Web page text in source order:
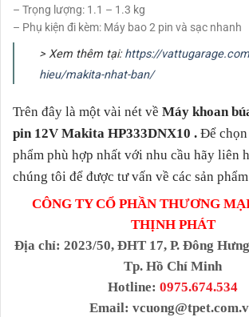
– Trọng lượng: 1.1 – 1.3 kg
– Phụ kiện đi kèm: Máy bao 2 pin và sạc nhanh
> Xem thêm tại:https://
hieu/makita-nhat-ban/
Trên đây là một vài nét về Máy khoan
pin 12V Makita HP333DNX10 . Để chọn
phẩm phù hợp nhất với nhu cầu hãy liên
chúng tôi để được tư vấn về các sản
CÔNG TY CỔ PHẦN THƯƠNG
THỊNH PHÁT
Địa chỉ: 2023/50, ĐHT 17, P. Đông
Tp. Hồ Chí Minh
Hotline: 0975.674.534
Email: